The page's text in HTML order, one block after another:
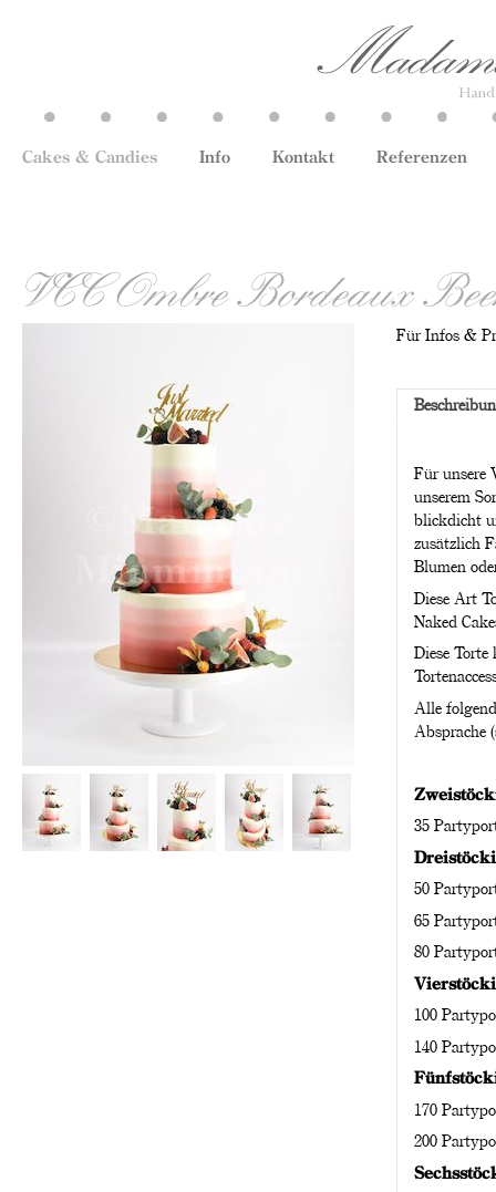
Cakes & Candies Info Kontakt Referenzen
VCC Ombre Bordeaux
Für Infos &
Für unsere
unserem
blickdicht
zusätzlich
Blumen
Diese Art
Naked
Diese
Alle
Absprache
35
50
65
80
100
140
170
200